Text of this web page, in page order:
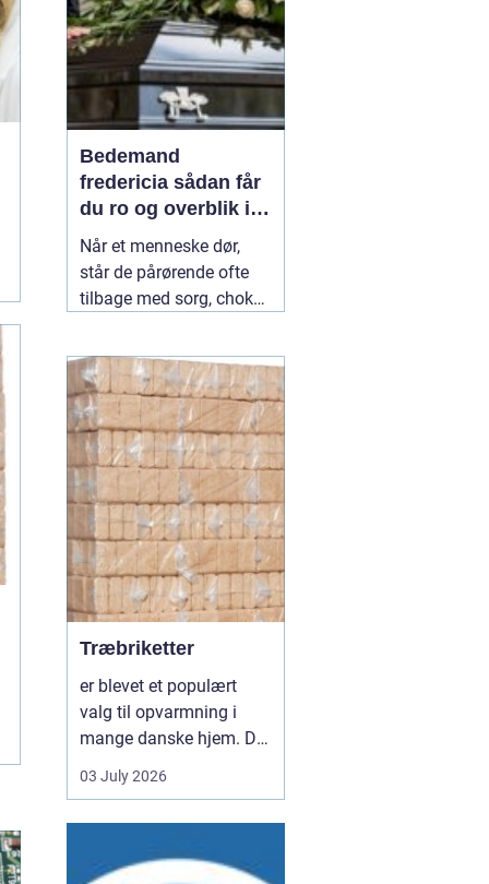
man har haft d...
Bedemand
fredericia sådan får
du ro og overblik i
en svær tid
Når et menneske dør,
står de pårørende ofte
tilbage med sorg, chok
Hvad skal gøres først?
Hvem kontakter man?
Hvordan skaber man en
afsked, som føles rigtig?
Her spiller en lokal 04
July 2026
Træbriketter
er blevet et populært
valg til opvarmning i
mange danske hjem. De
er nemme at håndtere,
giver en høj varme og
almindeligt brænde.
03 July 2026